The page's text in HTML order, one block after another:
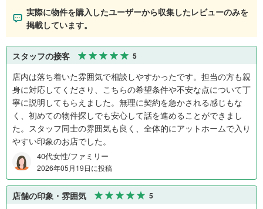
実際に物件を購入したユーザーから収集したレビューのみを
掲載しています。
スタッフの接客 5
店内は落ち着いた雰囲気で相談しやすかったです。担当の方も親
身に対応してくださり、こちらの希望条件や不安な点について丁
寧に説明してもらえました。無理に契約を急かされる感じもな
く、初めての物件探しでも安心して話を進めることができまし
た。スタッフ同士の雰囲気も良く、全体的にアットホームで入り
やすい印象のお店でした。
40代女性/ファミリー
2026年05月19日に投稿
店舗の印象・雰囲気 5